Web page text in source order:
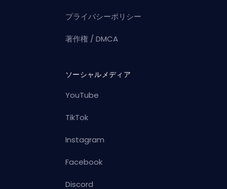
プライバシーポリシー
著作権 / DMCA
ソーシャルメディア
YouTube
TikTok
Instagram
Facebook
Discord